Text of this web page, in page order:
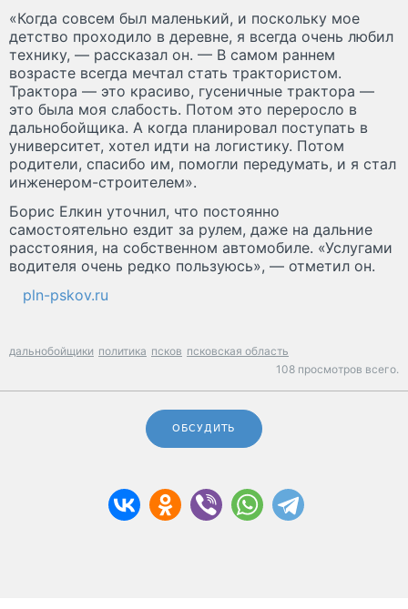
«Когда совсем был маленький, и поскольку мое
детство проходило в деревне, я всегда очень любил
технику, — рассказал он. — В самом раннем
возрасте всегда мечтал стать трактористом.
Трактора — это красиво, гусеничные трактора —
это была моя слабость. Потом это переросло в
дальнобойщика. А когда планировал поступать в
университет, хотел идти на логистику. Потом
родители, спасибо им, помогли передумать, и я стал
инженером-строителем».
Борис Елкин уточнил, что постоянно
самостоятельно ездит за рулем, даже на дальние
расстояния, на собственном автомобиле. «Услугами
водителя очень редко пользуюсь», — отметил он.
pln-pskov.ru
дальнобойщики политика псков псковская область
108 просмотров всего.
ОБСУДИТЬ